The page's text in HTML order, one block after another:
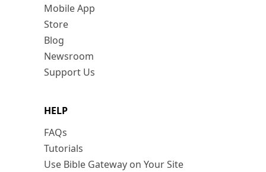
Mobile App
Store
Blog
Newsroom
Support Us
HELP
FAQs
Tutorials
Use Bible Gateway on Your Site